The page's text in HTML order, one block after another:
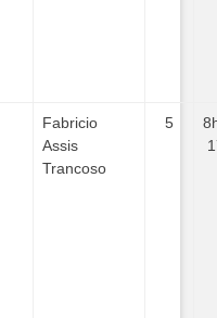
Fabricio
Assis
Trancoso
5